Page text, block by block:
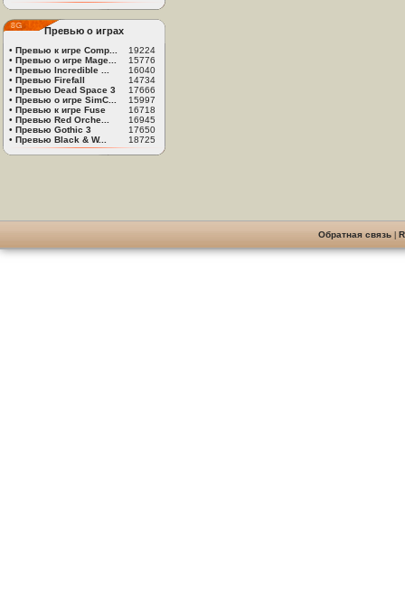
Превью о играх
• Превью к игре Comp...
19224
• Превью о игре Mage...
15776
• Превью Incredible ...
16040
• Превью Firefall
14734
• Превью Dead Space 3
17666
• Превью о игре SimC...
15997
• Превью к игре Fuse
16718
• Превью Red Orche...
16945
• Превью Gothic 3
17650
• Превью Black & W... 18725
Обратная связь